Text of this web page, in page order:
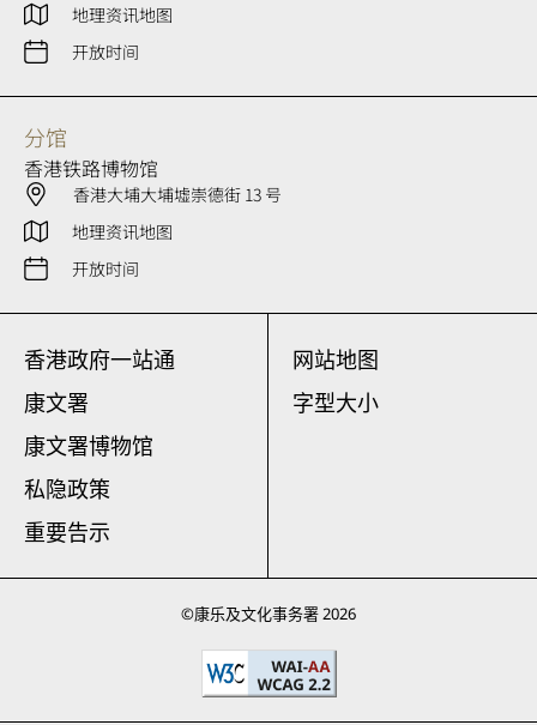
地理资讯地图
开放时间
分馆
香港铁路博物馆
香港大埔大埔墟崇德街 13 号
地理资讯地图
开放时间
香港政府一站通
康文署
康文署博物馆
私隐政策
重要告示
网站地图
字型大小
©康乐及文化事务署2026